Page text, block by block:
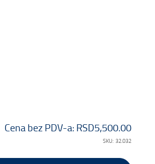
Cena bez PDV-a: RSD5,500.00
SKU: 32.032